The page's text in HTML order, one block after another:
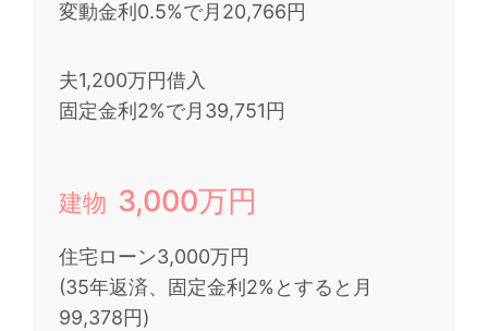
変動金利0.5%で月20,766円
夫1,200万円借入
固定金利2%で月39,751円
建物 3,000万円
住宅ローン3,000万円
(35年返済、固定金利2%とすると月
99,378円)